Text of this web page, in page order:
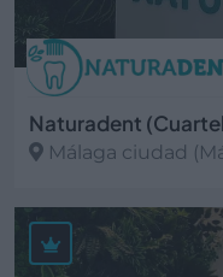
Naturadent
Málaga ciudad
Ver más